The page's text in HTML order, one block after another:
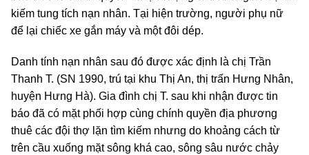
kiếm tung tích nạn nhân. Tại hiện trường, người phụ nữ
để lại chiếc xe gắn máy và một đôi dép.
Danh tính nạn nhân sau đó được xác định là chị Trần
Thanh T. (SN 1990, trú tại khu Thị An, thị trấn Hưng Nhân,
huyện Hưng Hà). Gia đình chị T. sau khi nhận được tin
báo đã có mặt phối hợp cùng chính quyền địa phương
thuê các đội thợ lặn tìm kiếm nhưng do khoảng cách từ
trên cầu xuống mặt sông khá cao, sông sâu nước chảy